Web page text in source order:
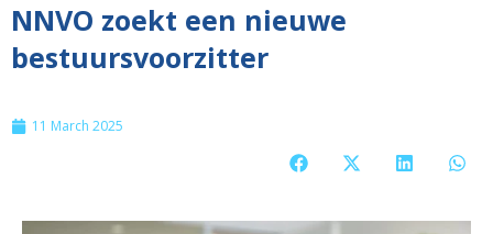
NNVO zoekt een nieuwe
bestuursvoorzitter
11 March 2025